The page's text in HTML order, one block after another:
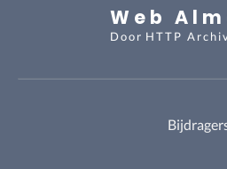
Web
Door HTTP